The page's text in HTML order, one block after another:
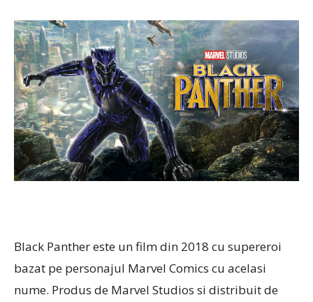
Black Panther este un film din 2018 cu supereroi
bazat pe personajul Marvel Comics cu acelasi
nume. Produs de Marvel Studios si distribuit de